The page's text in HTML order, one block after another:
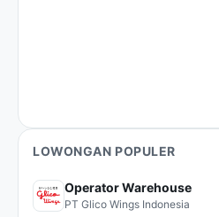
LOWONGAN POPULER
Operator Warehouse
PT Glico Wings Indonesia